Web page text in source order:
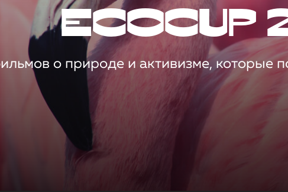
ECOCUP
о природе и активизме, которые